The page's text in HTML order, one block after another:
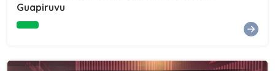
Guapiruvu